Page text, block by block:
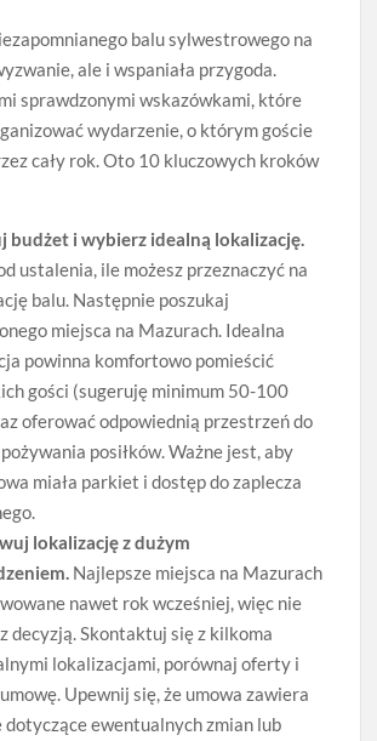
balu sylwestrowego na
ale i wspaniała przygoda.
sprawdzonymi wskazówkami, które
wydarzenie, o którym goście
cały rok. Oto 10 kluczowych kroków
budżet i wybierz idealną lokalizację.
ustalenia, ile możesz przeznaczyć na
balu. Następnie poszukaj
miejsca na Mazurach. Idealna
powinna komfortowo pomieścić
gości (sugeruję minimum 50-100
oferować odpowiednią przestrzeń do
posiłków. Ważne jest, aby
miała parkiet i dostęp do zaplecza
lokalizację z dużym
Najlepsze miejsca na Mazurach
nawet rok wcześniej, więc nie
decyzją. Skontaktuj się z kilkoma
lokalizacjami, porównaj oferty i
Upewnij się, że umowa zawiera
dotyczące ewentualnych zmian lub